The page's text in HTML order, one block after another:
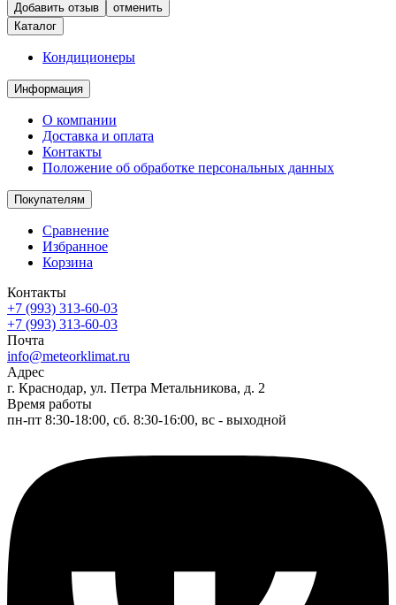
отменить
Каталог
Кондиционеры
Информация
О компании
Доставка и оплата
Контакты
Положение об обработке персональных данных
Покупателям
Сравнение
Избранное
Корзина
Контакты
+7 (993) 313-60-03
+7 (993) 313-60-03
Почта
info@meteorklimat.ru
Адрес
г. Краснодар, ул. Петра Метальникова, д. 2
Время работы
пн-пт 8:30-18:00, сб. 8:30-16:00, вс - выходной